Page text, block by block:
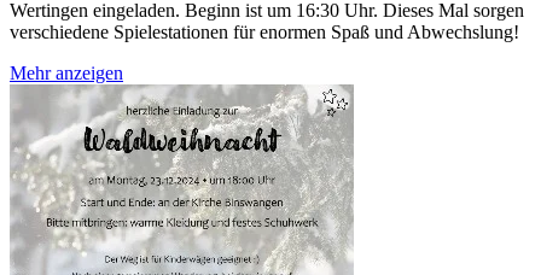
Wertingen eingeladen. Beginn ist um 16:30 Uhr. Dieses Mal sorgen
verschiedene Spielestationen für enormen Spaß und Abwechslung!
Mehr anzeigen